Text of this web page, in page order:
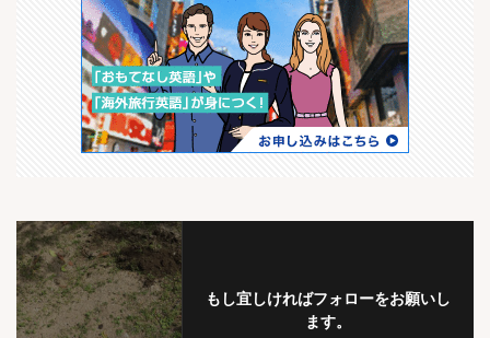
もし宜しければフォローをお願いし
ます。